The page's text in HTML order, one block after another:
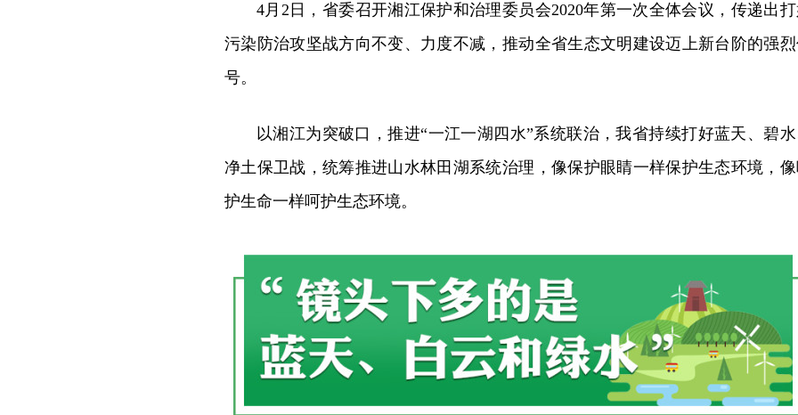
4月2日，省委召开湘江保护和治理委员会2020年第一次全体会议，传递出
污染防治攻坚战方向不变、力度不减，推动全省生态文明建设迈上新台阶的强
号。
以湘江为突破口，推进“一江一湖四水”系统联治，我省持续打好蓝天、碧
净土保卫战，统筹推进山水林田湖系统治理，像保护眼睛一样保护生态环境，
护生命一样呵护生态环境。